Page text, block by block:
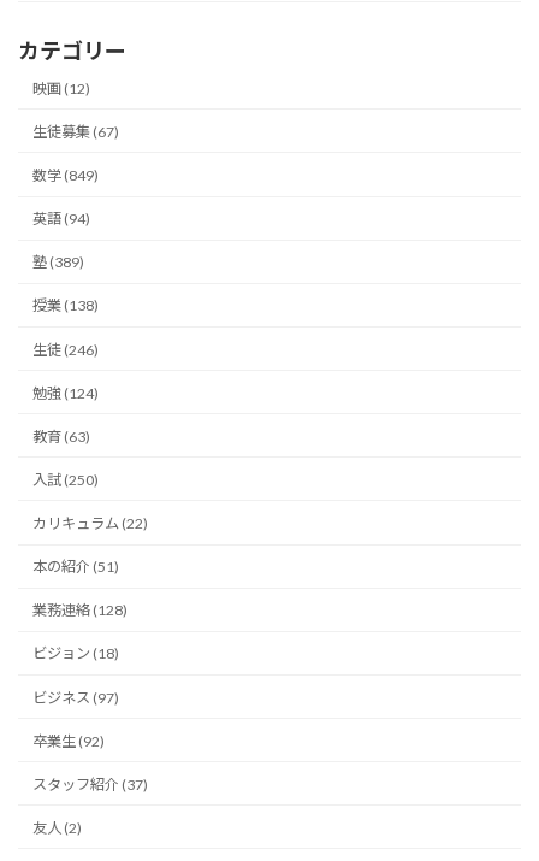
カテゴリー
映画 (12)
生徒募集 (67)
数学 (849)
英語 (94)
塾 (389)
授業 (138)
生徒 (246)
勉強 (124)
教育 (63)
入試 (250)
カリキュラム (22)
本の紹介 (51)
業務連絡 (128)
ビジョン (18)
ビジネス (97)
卒業生 (92)
スタッフ紹介 (37)
友人 (2)